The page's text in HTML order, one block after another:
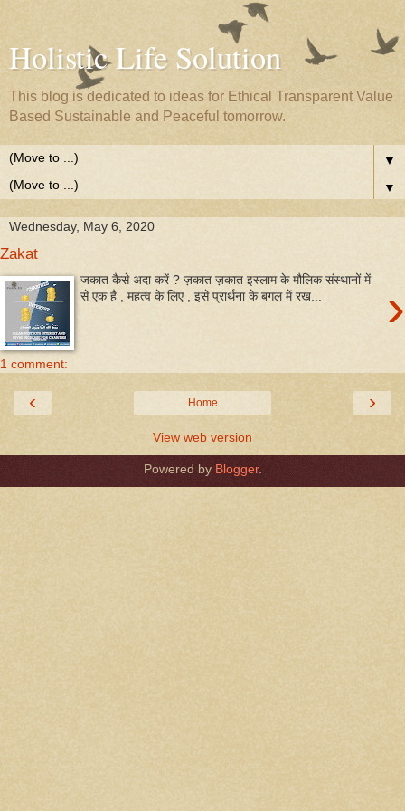
Holistic Life Solution
This blog is dedicated to ideas for Ethical Transparent Value
Based Sustainable and Peaceful tomorrow.
▼
▼
Wednesday, May 6, 2020
Zakat
›
जकात कैसे अदा करें ? ज़कात ज़कात इस्लाम के मौलिक संस्थानों में
से एक है , महत्व के लिए , इसे प्रार्थना के बगल में रख...
1 comment:
‹ ›
Home
View web version
Powered by Blogger.